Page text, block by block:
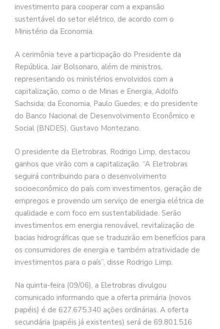
investimento para cooperar com a expansão
sustentável do setor elétrico, de acordo com o
Ministério da Economia.
A cerimônia teve a participação do Presidente da
República, Jair Bolsonaro, além de ministros,
representando os ministérios envolvidos com a
capitalização, como o de Minas e Energia, Adolfo
Sachsida; da Economia, Paulo Guedes; e do presidente
do Banco Nacional de Desenvolvimento Econômico e
Social (BNDES), Gustavo Montezano.
O presidente da Eletrobras, Rodrigo Limp, destacou
ganhos que virão com a capitalização. “A Eletrobras
seguirá contribuindo para o desenvolvimento
socioeconômico do país com investimentos, geração de
empregos e provendo um serviço de energia elétrica de
qualidade e com foco em sustentabilidade. Serão
investimentos em energia renovável, revitalização de
bacias hidrográficas que se traduzirão em benefícios para
os consumidores de energia e também atratividade de
investimentos para o país”, disse Rodrigo Limp.
Na quinta-feira (09/06), a Eletrobras divulgou
comunicado informando que a oferta primária (novos
papéis) é de 627.675.340 ações ordinárias. A oferta
secundária (papéis já existentes) será de 69.801.516